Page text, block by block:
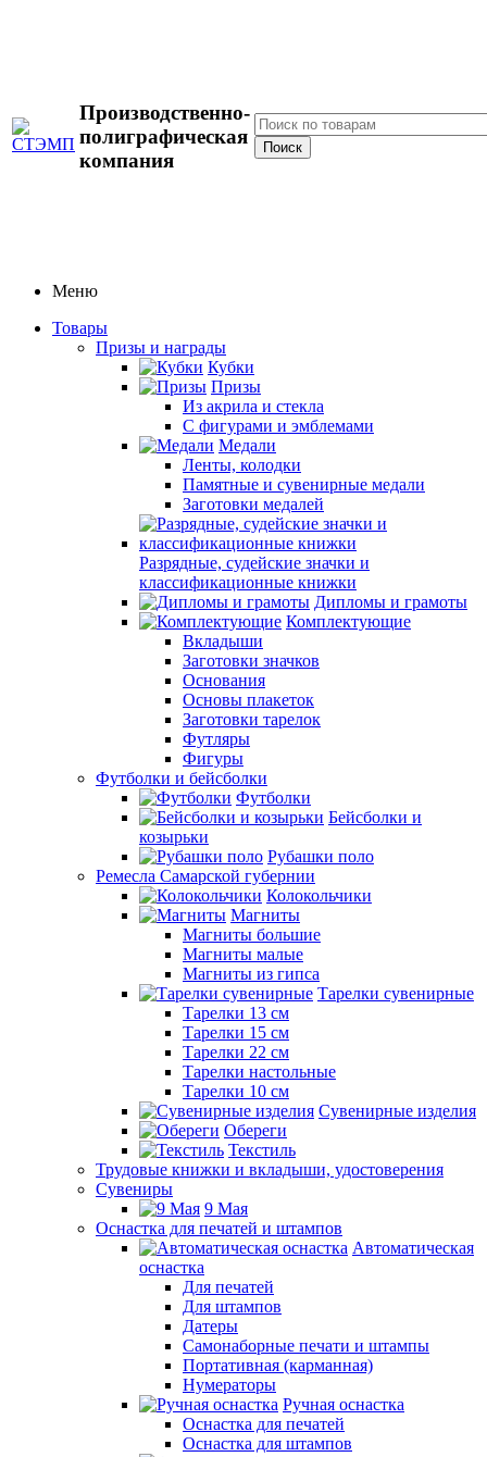
Производственно-
полиграфическая
компания
Меню
Товары
Призы и награды
Кубки
Призы
Из акрила и стекла
С фигурами и эмблемами
Медали
Ленты, колодки
Памятные и сувенирные медали
Заготовки медалей
Разрядные, судейские значки и
классификационные книжки
Дипломы и грамоты
Комплектующие
Вкладыши
Заготовки значков
Основания
Основы плакеток
Заготовки тарелок
Футляры
Фигуры
Футболки и бейсболки
Футболки
Бейсболки и
козырьки
Рубашки поло
Ремесла Самарской губернии
Колокольчики
Магниты
Магниты большие
Магниты малые
Магниты из гипса
Тарелки сувенирные
Тарелки 13 см
Тарелки 15 см
Тарелки 22 см
Тарелки настольные
Тарелки 10 см
Сувенирные изделия
Обереги
Текстиль
Трудовые книжки и вкладыши, удостоверения
Сувениры
9 Мая
Оснастка для печатей и штампов
Автоматическая
оснастка
Для печатей
Для штампов
Датеры
Самонаборные печати и штампы
Портативная (карманная)
Нумераторы
Ручная оснастка
Оснастка для печатей
Оснастка для штампов